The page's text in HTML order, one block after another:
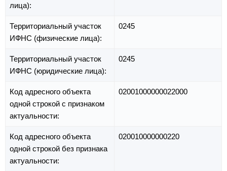
лица):
Территориальный участок
ИФНС (физические лица):
0245
Территориальный участок
ИФНС (юридические лица):
0245
Код адресного объекта
одной строкой с признаком
актуальности:
02001000000022000
Код адресного объекта
одной строкой без признака
актуальности:
020010000000220